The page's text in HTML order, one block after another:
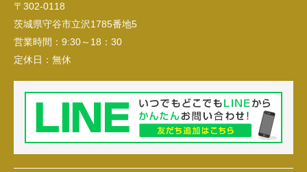
〒302-0118
茨城県守谷市立沢1785番地5
営業時間： 9:30～18：30
定休日： 無休